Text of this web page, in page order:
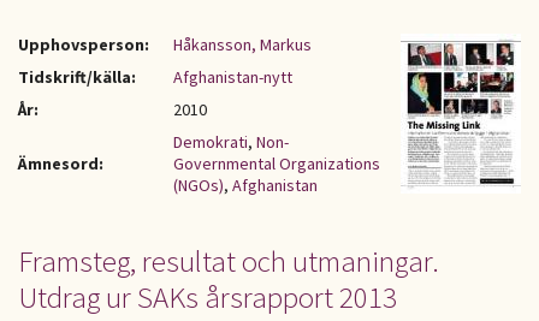
Upphovsperson:
Håkansson, Markus
Tidskrift/källa:
Afghanistan-nytt
År:
2010
Ämnesord:
Demokrati, Non-
Governmental Organizations
(NGOs), Afghanistan
Framsteg, resultat och utmaningar.
Utdrag ur SAKs årsrapport 2013